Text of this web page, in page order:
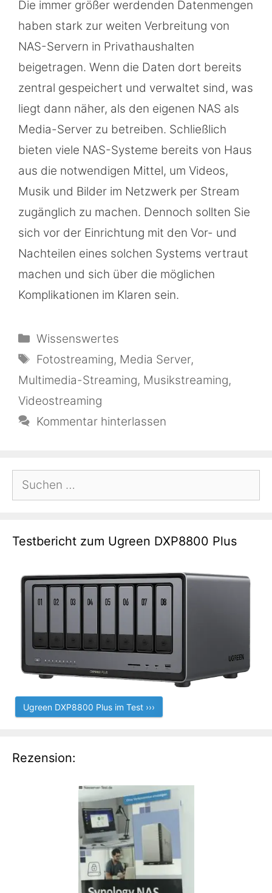
Die immer größer werdenden Datenmengen
haben stark zur weiten Verbreitung von
NAS-Servern in Privathaushalten
beigetragen. Wenn die Daten dort bereits
zentral gespeichert und verwaltet sind, was
liegt dann näher, als den eigenen NAS als
Media-Server zu betreiben. Schließlich
bieten viele NAS-Systeme bereits von Haus
aus die notwendigen Mittel, um Videos,
Musik und Bilder im Netzwerk per Stream
zugänglich zu machen. Dennoch sollten Sie
sich vor der Einrichtung mit den Vor- und
Nachteilen eines solchen Systems vertraut
machen und sich über die möglichen
Komplikationen im Klaren sein.
Kategorien
Wissenswertes
Schlagwörter
Fotostreaming, Media Server,
Multimedia-Streaming, Musikstreaming,
Videostreaming
Kommentar hinterlassen
Suchen
Testbericht zum Ugreen DXP8800 Plus
Ugreen DXP8800 Plus im Test ›››
Rezension: